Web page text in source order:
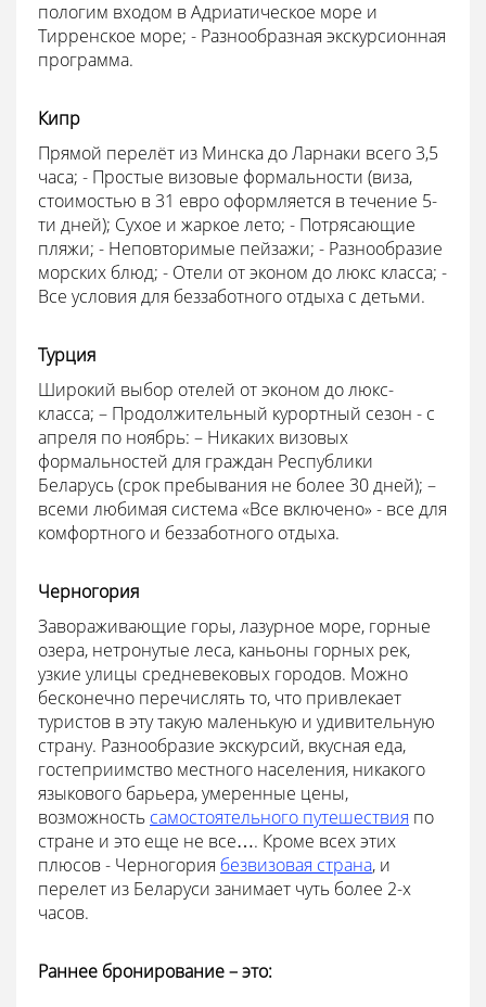
пологим входом в Адриатическое море и
Тирренское море; - Разнообразная экскурсионная
программа.
Кипр
Прямой перелёт из Минска до Ларнаки всего 3,5
часа; - Простые визовые формальности (виза,
стоимостью в 31 евро оформляется в течение 5-
ти дней); Сухое и жаркое лето; - Потрясающие
пляжи; - Неповторимые пейзажи; - Разнообразие
морских блюд; - Отели от эконом до люкс класса; -
Все условия для беззаботного отдыха с детьми.
Турция
Широкий выбор отелей от эконом до люкс-
класса; – Продолжительный курортный сезон - с
апреля по ноябрь: – Никаких визовых
формальностей для граждан Республики
Беларусь (срок пребывания не более 30 дней); –
всеми любимая система «Все включено» - все для
комфортного и беззаботного отдыха.
Черногория
Завораживающие горы, лазурное море, горные
озера, нетронутые леса, каньоны горных рек,
узкие улицы средневековых городов. Можно
бесконечно перечислять то, что привлекает
туристов в эту такую маленькую и удивительную
страну. Разнообразие экскурсий, вкусная еда,
гостеприимство местного населения, никакого
языкового барьера, умеренные цены,
возможность самостоятельного путешествия по
стране и это еще не все…. Кроме всех этих
плюсов - Черногория безвизовая страна, и
перелет из Беларуси занимает чуть более 2-х
часов.
Раннее бронирование – это: